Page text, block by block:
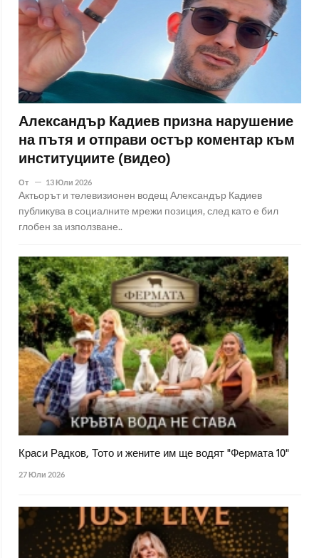
Александър Кадиев призна нарушение
на пътя и отправи остър коментар към
институциите (видео)
От 13 Юли 2026
Актьорът и телевизионен водещ Александър Кадиев
публикува в социалните мрежи позиция, след като е бил
глобен за използване..
Краси Радков, Тото и жените им ще водят "Фермата 10"
27 Юли 2026